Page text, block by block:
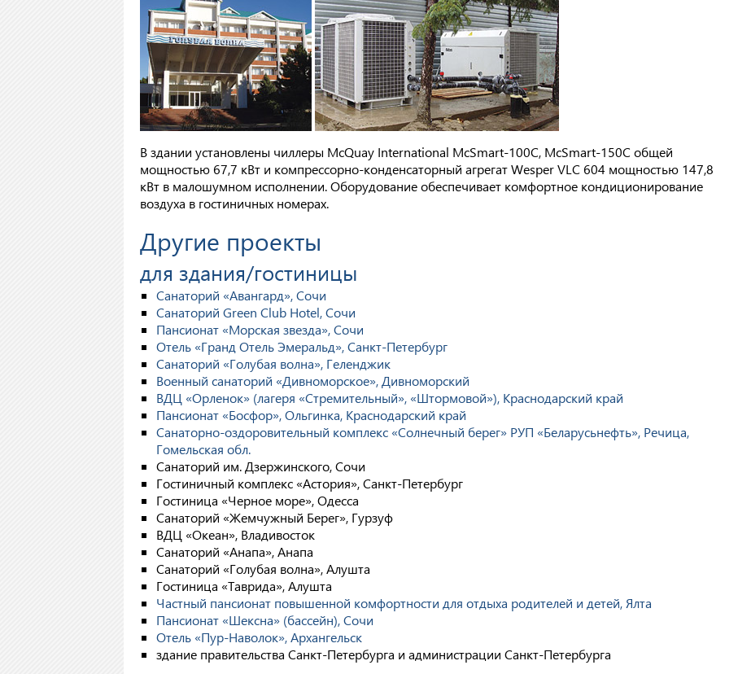
В здании установлены чиллеры McQuay International McSmart-100C, McSmart-150C общей
мощностью 67,7 кВт и компрессорно-конденсаторный агрегат Wesper VLC 604 мощностью 147,8
кВт в малошумном исполнении. Оборудование обеспечивает комфортное кондиционирование
воздуха в гостиничных номерах.
Другие проекты
для здания/гостиницы
Санаторий «Авангард», Сочи
Санаторий Green Club Hotel, Сочи
Пансионат «Морская звезда», Сочи
Отель «Гранд Отель Эмеральд», Санкт-Петербург
Санаторий «Голубая волна», Геленджик
Военный санаторий «Дивноморское», Дивноморский
ВДЦ «Орленок» (лагеря «Стремительный», «Штормовой»), Краснодарский край
Пансионат «Босфор», Ольгинка, Краснодарский край
Санаторно-оздоровительный комплекс «Солнечный берег» РУП «Беларусьнефть», Речица,
Гомельская обл.
Санаторий им. Дзержинского, Сочи
Гостиничный комплекс «Астория», Санкт-Петербург
Гостиница «Черное море», Одесса
Санаторий «Жемчужный Берег», Гурзуф
ВДЦ «Океан», Владивосток
Санаторий «Анапа», Анапа
Санаторий «Голубая волна», Алушта
Гостиница «Таврида», Алушта
Частный пансионат повышенной комфортности для отдыха родителей и детей, Ялта
Пансионат «Шексна» (бассейн), Сочи
Отель «Пур-Наволок», Архангельск
здание правительства Санкт-Петербурга и администрации Санкт-Петербурга